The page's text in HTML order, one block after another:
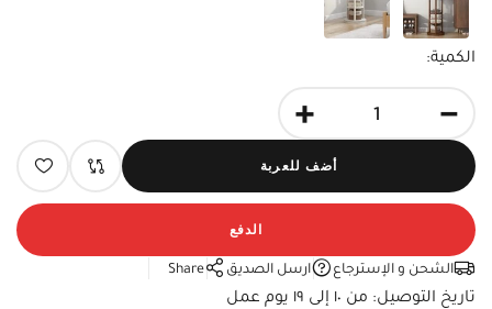
الكمية:
-
+
أضف للعربة
الدفع
الشحن و الإسترجاع ارسل الصديق Share
تاريخ التوصيل: من ١٠ إلى ١٩ يوم عمل